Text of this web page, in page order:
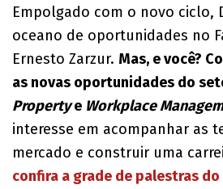
Empolgado com o novo ciclo,
oceano de oportunidades no
Ernesto Zarzur. Mas, e você?
as novas oportunidades do
Propertye Workplace
interesse em acompanhar as
mercado e construir uma
confira a grade de palestras do